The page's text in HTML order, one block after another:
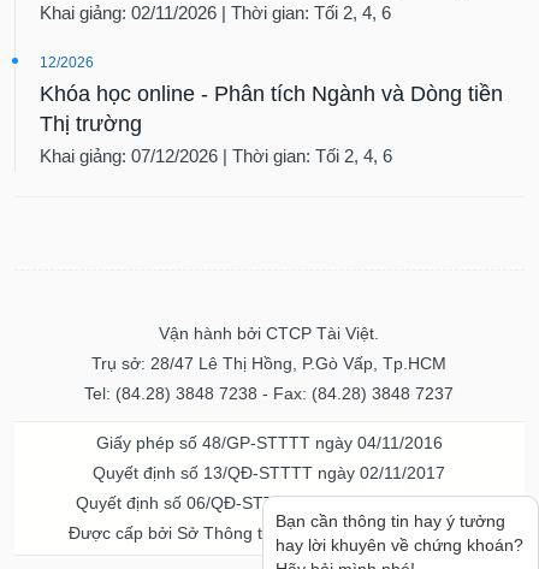
Khai giảng: 02/11/2026 | Thời gian: Tối 2, 4, 6
12/2026
Khóa học online - Phân tích Ngành và Dòng tiền
Thị trường
Khai giảng: 07/12/2026 | Thời gian: Tối 2, 4, 6
Vận hành bởi CTCP Tài Việt.
Trụ sở: 28/47 Lê Thị Hồng, P.Gò Vấp, Tp.HCM
Tel: (84.28) 3848 7238 - Fax: (84.28) 3848 7237
Giấy phép số 48/GP-STTTT ngày 04/11/2016
Quyết định số 13/QĐ-STTTT ngày 02/11/2017
Quyết định số 06/QĐ-STTTT-ICP ngày 20/07/2023
Được cấp bởi Sở Thông tin và Truyền thông TPHCM
Bạn cần thông tin hay ý tưởng
hay lời khuyên về chứng khoán?